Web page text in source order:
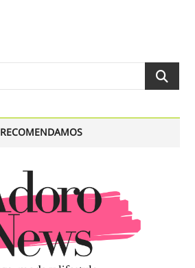
Search
RECOMENDAMOS